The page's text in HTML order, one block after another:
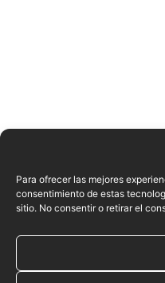
Para ofrecer las mejores
consentimiento de estas
sitio. No consentir o retirar el